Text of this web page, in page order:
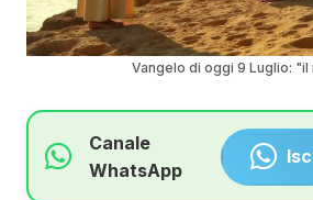
Vangelo di oggi 9 Luglio:
Canale
WhatsApp